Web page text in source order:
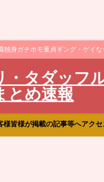
独身ガチホモ童貞ギング・ゲイ
・タダッフ
とめ速報
様皆様が掲載の記事等へアク